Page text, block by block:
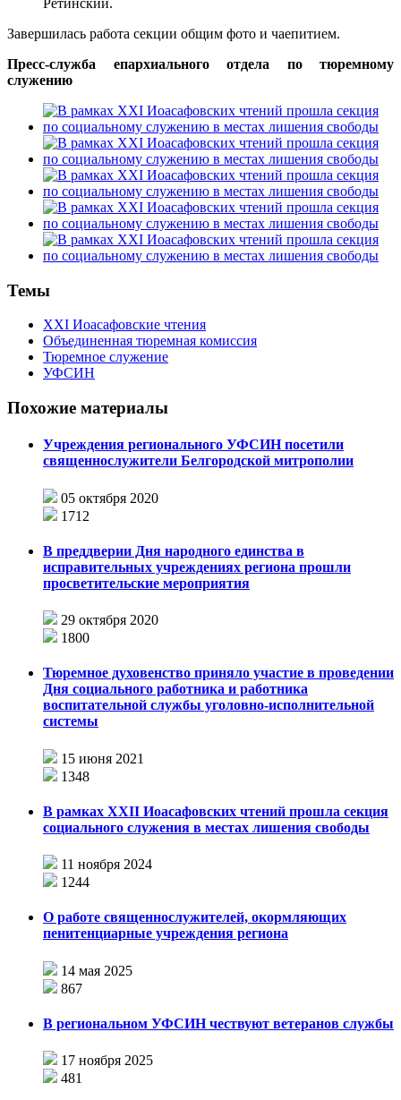
Завершилась работа секции общим фото и чаепитием.
Пресс-служба епархиального отдела по тюремному
служению
Темы
XXI Иоасафовские чтения
Объединенная тюремная комиссия
Тюремное служение
УФСИН
Похожие материалы
Учреждения регионального УФСИН посетили
священнослужители Белгородской митрополии
05 октября 2020
1712
В преддверии Дня народного единства в
исправительных учреждениях региона прошли
просветительские мероприятия
29 октября 2020
1800
Тюремное духовенство приняло участие в проведении
Дня социального работника и работника
воспитательной службы уголовно-исполнительной
системы
15 июня 2021
1348
В рамках XXII Иоасафовских чтений прошла секция
социального служения в местах лишения свободы
11 ноября 2024
1244
О работе священнослужителей, окормляющих
пенитенциарные учреждения региона
14 мая 2025
867
В региональном УФСИН чествуют ветеранов службы
17 ноября 2025
481